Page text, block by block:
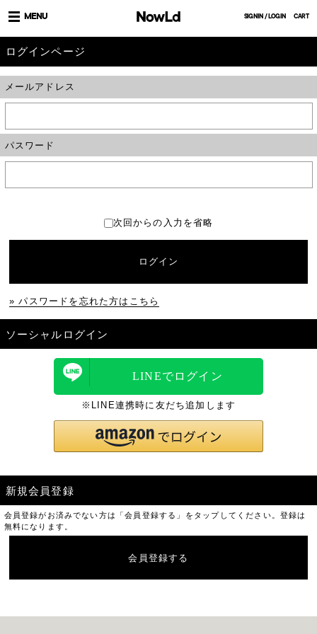
MENU SIGNIN / LOGIN CART
ログインページ
メールアドレス
パスワード
次回からの入力を省略
ログイン
» パスワードを忘れた方はこちら
ソーシャルログイン
LINEでログイン
※LINE連携時に友だち追加します
新規会員登録
会員登録がお済みでない方は「会員登録する」をタップしてください。登録は
無料になります。
会員登録する